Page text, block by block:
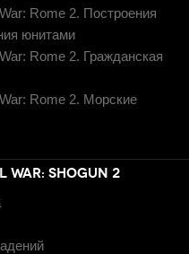
Rome 2. Построения
юнитами
Rome 2. Гражданская
Rome 2. Морские
SHOGUN 2